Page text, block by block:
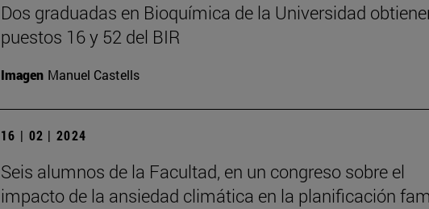
Dos graduadas en Bioquímica de la Universidad
puestos 16 y 52 del BIR
Imagen Manuel Castells
16 | 02 | 2024
Seis alumnos de la Facultad, en un congreso sobre el
impacto de la ansiedad climática en la planificación